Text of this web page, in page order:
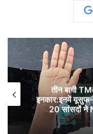
तीन बागी
इनकार:इनमें यूसुफ-
20 सांसदों ने